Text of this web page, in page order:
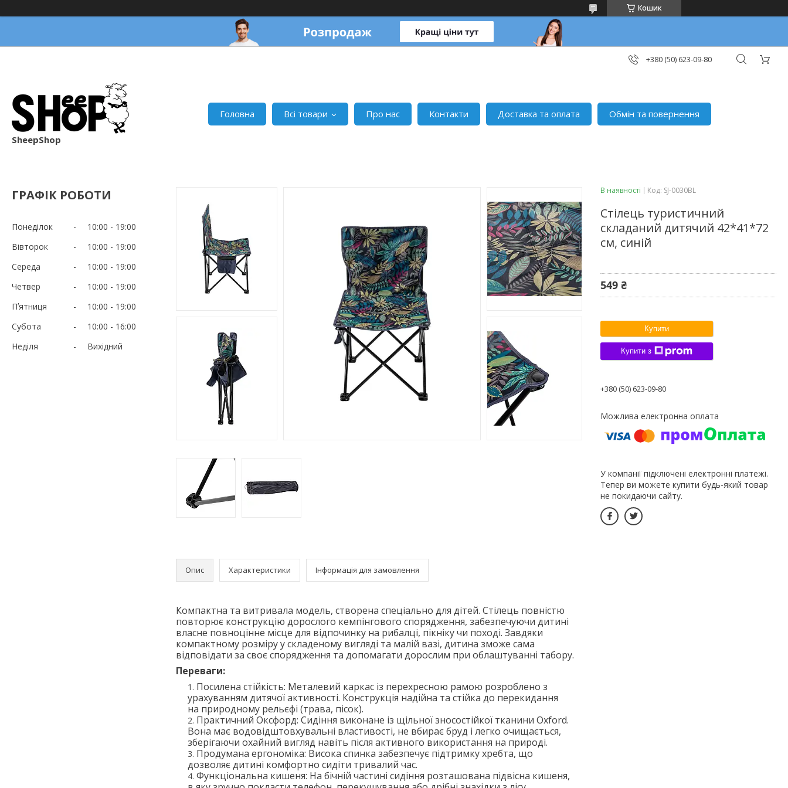
Кошик
+380 (50) 623-09-80
SheepShop
Головна Всі товари Про нас Контакти Доставка та оплата Обмін та повернення
ГРАФІК РОБОТИ
Понеділок 10:00
19:00
Вівторок
10:00
19:00
Середа
10:00
19:00
Четвер
10:00
19:00
Пʼятниця
10:00
19:00
Субота
10:00
16:00
Неділя
Вихідний
Опис Характеристики Інформація для замовлення
Компактна та витривала модель, створена спеціально для дітей. Стілець повністю
повторює конструкцію дорослого кемпінгового спорядження, забезпечуючи дитині
власне повноцінне місце для відпочинку на рибалці, пікніку чи поході. Завдяки
компактному розміру у складеному вигляді та малій вазі, дитина зможе сама
відповідати за своє спорядження та допомагати дорослим при облаштуванні табору.
Переваги:
Посилена стійкість: Металевий каркас із перехресною рамою розроблено з
урахуванням дитячої активності. Конструкція надійна та стійка до перекидання
на природному рельєфі (трава, пісок).
Практичний Оксфорд: Сидіння виконане із щільної зносостійкої тканини Oxford.
Вона має водовідштовхувальні властивості, не вбирає бруд і легко очищається,
зберігаючи охайний вигляд навіть після активного використання на природі.
Продумана ергономіка: Висока спинка забезпечує підтримку хребта, що
дозволяє дитині комфортно сидіти тривалий час.
Функціональна кишеня: На бічній частині сидіння розташована підвісна кишеня,
В наявності Код: SJ-0030BL
Стілець туристичний
складаний дитячий 42*41*72
см, синій
549 ₴
Купити
Купити з
+380 (50) 623-09-80
У компанії підключені електронні платежі.
Тепер ви можете купити будь-який товар
не покидаючи сайту.